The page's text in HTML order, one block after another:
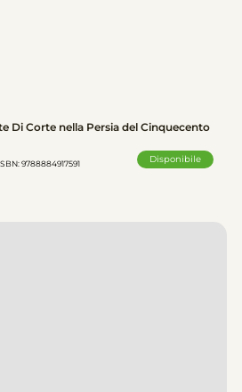
Di Corte nella Persia del Cinquecento
9788884917591 Disponibile